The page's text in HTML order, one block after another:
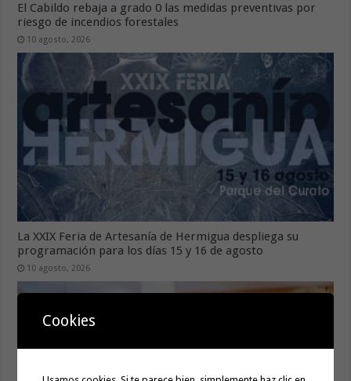
El Cabildo rebaja a grado 0 las medidas preventivas por
riesgo de incendios forestales
10 agosto, 2026
La XXIX Feria de Artesanía de Hermigua despliega su
programación para los días 15 y 16 de agosto
10 agosto, 2026
Cookies